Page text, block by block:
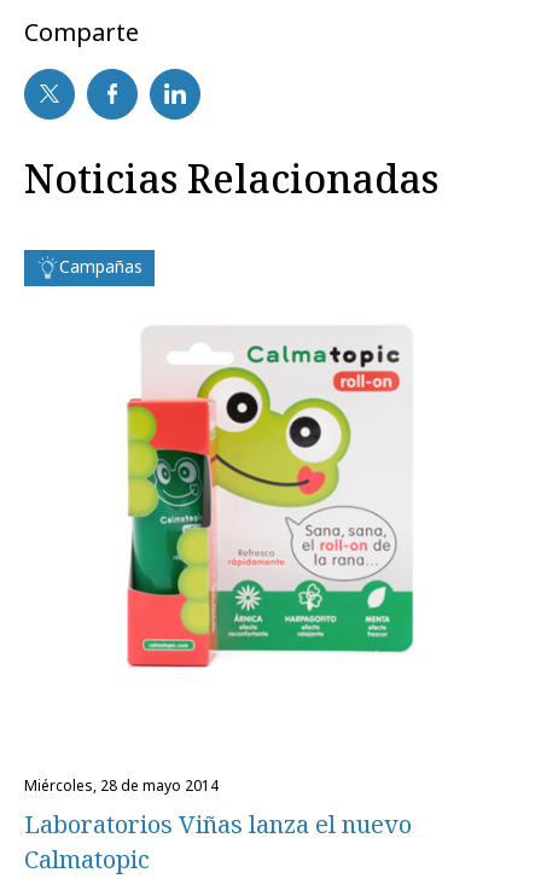
Comparte
Noticias Relacionadas
Campañas
miércoles, 28 de mayo 2014
Laboratorios Viñas lanza el nuevo
Calmatopic